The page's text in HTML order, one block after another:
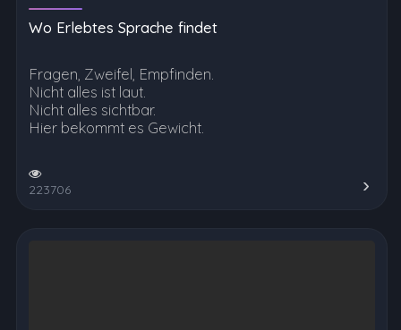
Wo Erlebtes Sprache findet
Fragen, Zweifel, Empfinden.
Nicht alles ist laut.
Nicht alles sichtbar.
Hier bekommt es Gewicht.
223706